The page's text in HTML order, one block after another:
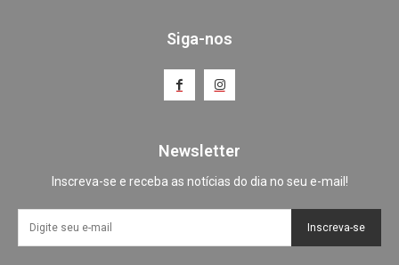
Siga-nos
Newsletter
Inscreva-se e receba as notícias do dia no seu e-mail!
Inscreva-se